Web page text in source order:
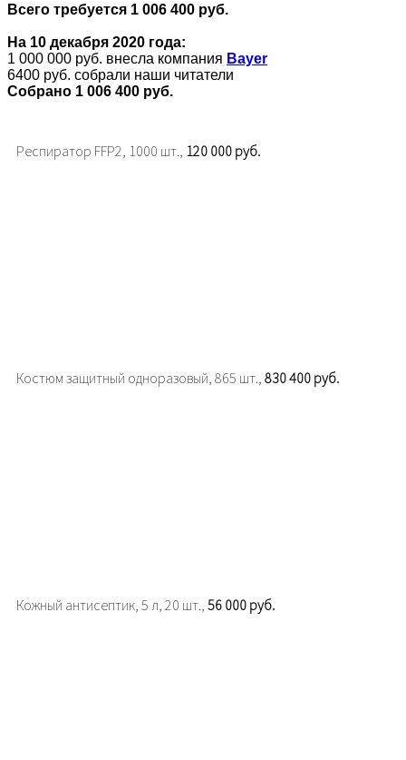
Всего требуется 1 006 400 руб.
На 10 декабря 2020 года:
1 000 000 руб. внесла компания Bayer
6400 руб. собрали наши читатели
Собрано 1 006 400 руб.
Респиратор FFP2, 1000 шт., 120 000 руб.
Костюм защитный одноразовый, 865 шт., 830 400 руб.
Кожный антисептик, 5 л, 20 шт., 56 000 руб.